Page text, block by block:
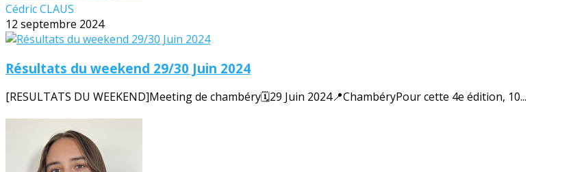
Cédric CLAUS
12 septembre 2024
Résultats du weekend 29/30 Juin 2024
[RESULTATS DU WEEKEND]Meeting de chambéry🗓️29 Juin 2024📍ChambéryPour cette 4e édition, 10...